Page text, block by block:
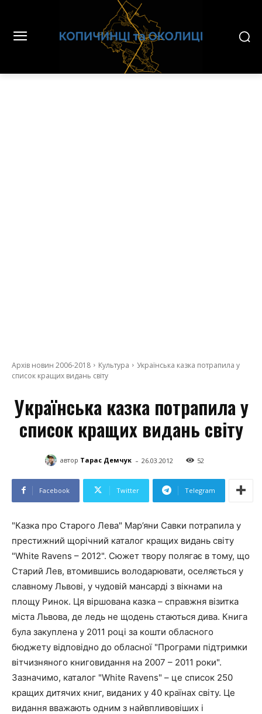
Архів новин 2006-2018 Культура
Українська казка потрапила у
список кращих видань світу
Українська казка потрапила у
список кращих видань світу
автор Тарас Демчук - 26.03.2012 52
Facebook Twitter Telegram
"Казка про Старого Лева" Мар’яни Савки потрапила у
престижний щорічний каталог кращих видань світу
"White Ravens – 2012". Сюжет твору полягає в тому, що
Старий Лев, втомившись володарювати, оселяється у
славному Львові, у чудовій мансарді з вікнами на
площу Ринок. Ця віршована казка – справжня візитка
міста Львова, де ледь не щодень стаються дива. Книга
була закуплена у 2011 році за кошти обласного
бюджету відповідно до обласної "Програми підтримки
вітчизняного книговидання на 2007 – 2011 роки".
Зазначимо, каталог "White Ravens" – це список 250
кращих дитячих книг, виданих у 40 країнах світу. Це
видання вважають одним з найвпливовіших і